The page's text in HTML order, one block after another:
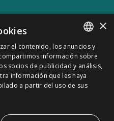
e
Cookies
SPANISH
CATALÀ
×
el contenido, los anuncios y
información sobre
socios de publicidad y análisis,
información que les haya
a partir del uso de sus